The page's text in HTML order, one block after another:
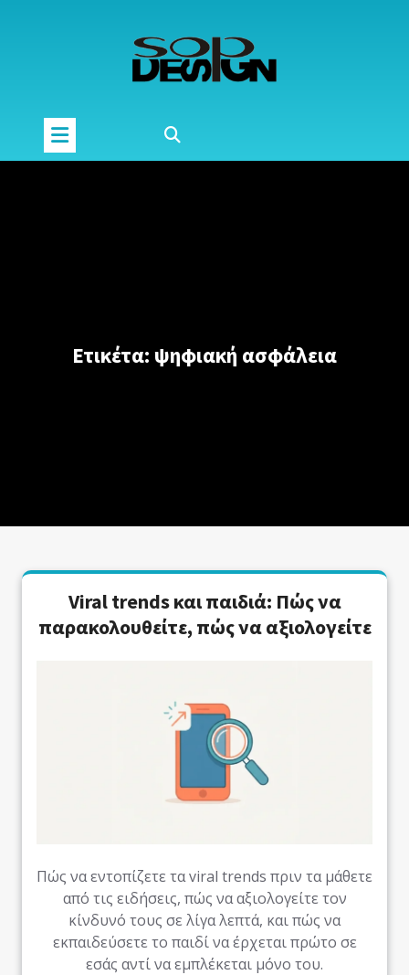
Ετικέτα: ψηφιακή ασφάλεια
Viral trends και παιδιά: Πώς να
παρακολουθείτε, πώς να αξιολογείτε
Πώς να εντοπίζετε τα viral trends πριν τα μάθετε
από τις ειδήσεις, πώς να αξιολογείτε τον
κίνδυνό τους σε λίγα λεπτά, και πώς να
εκπαιδεύσετε το παιδί να έρχεται πρώτο σε
εσάς αντί να εμπλέκεται μόνο του.